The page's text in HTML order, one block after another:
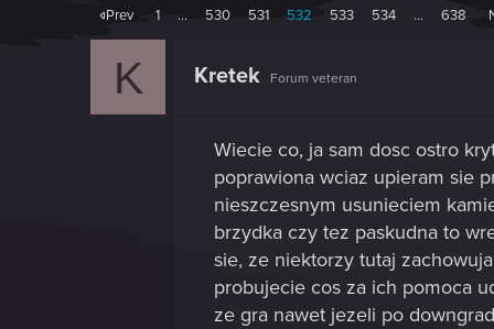
Prev 1 … 530 531 532 533 534 … 638
K Kretek Forum veteran
Wiecie co, ja sam dosc ostro
poprawiona wciaz upieram sie
nieszczesnym usunieciem
brzydka czy tez paskudna to
sie, ze niektorzy tutaj
probujecie cos za ich pomoca
ze gra nawet jezeli po